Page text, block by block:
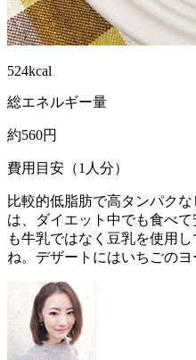
524kcal
総エネルギー量
約560円
費用目安（1人分）
比較的低脂肪で高タンパク
は、ダイエット中でも食べ
も牛乳ではなく豆乳を使用
ね。デザートにはいちごの